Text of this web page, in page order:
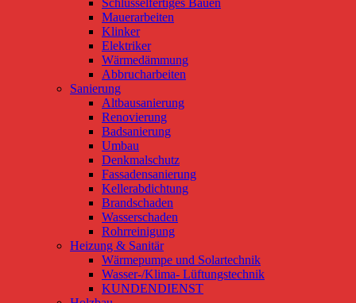
Mauerarbeiten
Klinker
Elektriker
Wärmedämmung
Abbrucharbeiten
Sanierung
Altbausanierung
Renovierung
Badsanierung
Umbau
Denkmalschutz
Fassadensanierung
Kellerabdichtung
Brandschaden
Wasserschaden
Rohrreinigung
Heizung & Sanitär
Wärmepumpe und Solartechnik
Wasser-/Klima- Lüftungstechnik
KUNDENDIENST